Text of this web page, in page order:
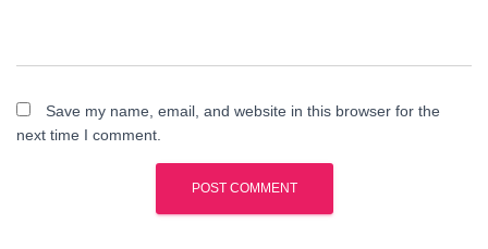
Save my name, email, and website in this browser for the
next time I comment.